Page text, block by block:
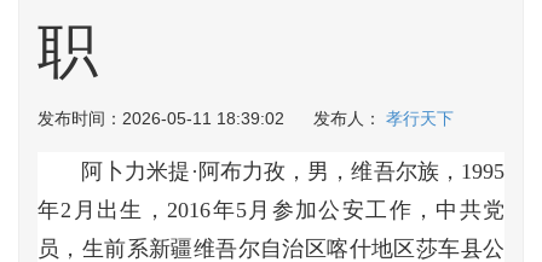
职
发布时间：2026-05-11 18:39:02 发布人： 孝行天下
阿卜力米提·阿布力孜，男，维吾尔族，1995
年2月出生，2016年5月参加公安工作，中共党
员，生前系新疆维吾尔自治区喀什地区莎车县公